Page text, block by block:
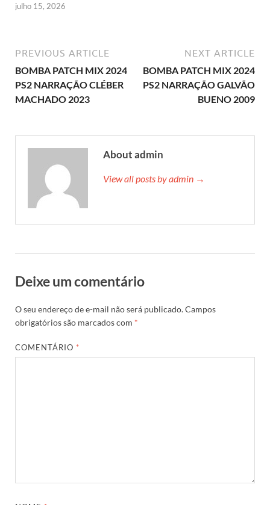
julho 15, 2026
PREVIOUS ARTICLE
BOMBA PATCH MIX 2024
PS2 NARRAÇÃO CLÉBER
MACHADO 2023
NEXT ARTICLE
BOMBA PATCH MIX 2024
PS2 NARRAÇÃO GALVÃO
BUENO 2009
About admin
View all posts by admin →
Deixe um comentário
O seu endereço de e-mail não será publicado.Campos
obrigatórios são marcados com *
COMENTÁRIO *